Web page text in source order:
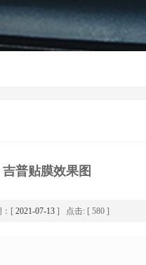
吉普贴膜效果图
：[ 2021-07-13] 点击: [ 580 ]